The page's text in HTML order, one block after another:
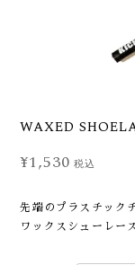
WAXED
¥1,530 税込
先端のプラスチッ
ワックスシューレー